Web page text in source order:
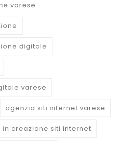
varese
digitale
varese
agenzia siti internet varese
creazione siti internet